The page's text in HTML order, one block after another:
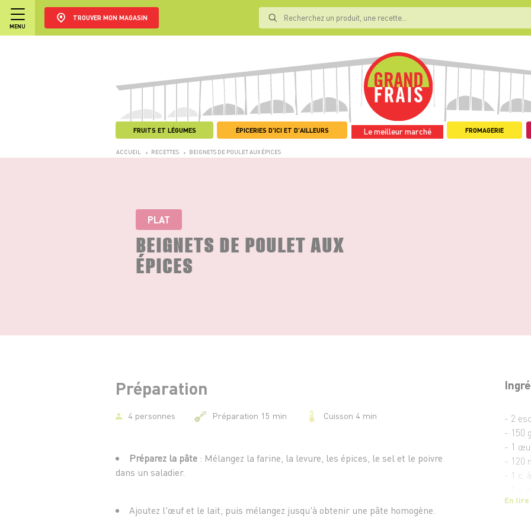
MENU
TROUVER MON MAGASIN
FRUITS ET LÉGUMES ÉPICERIES D'ICI ET D'AILLEURS Le meilleur marché FROMAGERIE
ACCUEIL > RECETTES > BEIGNETS DE POULET AUX ÉPICES
PLAT
BEIGNETS DE POULET AUX
ÉPICES
- 2
- 150
- 1
- 120
- 1 c.
- 1 c.
En
Préparation
4 personnes Préparation 15 min Cuisson 4 min
Préparez la pâte : Mélangez la farine, la levure, les épices, le sel et le poivre
dans un saladier.
Ajoutez l'œuf et le lait, puis mélangez jusqu'à obtenir une pâte homogène.